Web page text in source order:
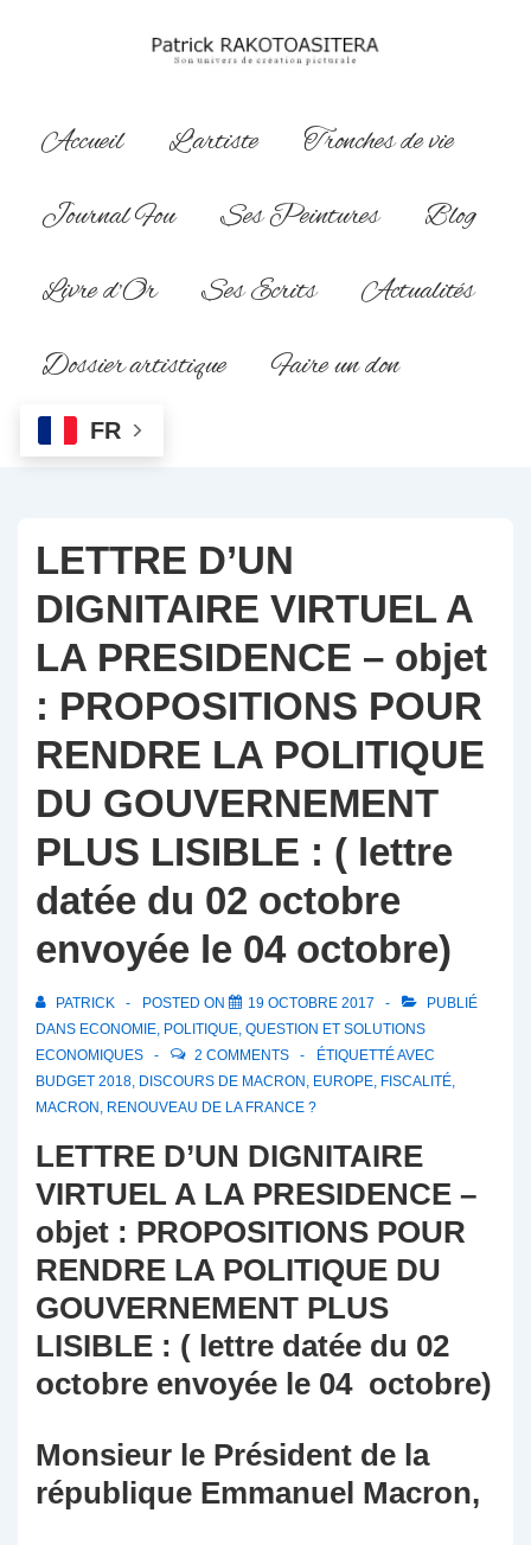
principal
Navigation
Accueil L’artiste
Tronches de vie
Journal Fou
Ses Peintures
Blog
Livre d’Or
Ses Ecrits
Actualités
Dossier artistique
Faire un don
FR
LETTRE D’UN
DIGNITAIRE VIRTUEL A
LA PRESIDENCE – objet
: PROPOSITIONS POUR
RENDRE LA POLITIQUE
DU GOUVERNEMENT
PLUS LISIBLE : ( lettre
datée du 02 octobre
envoyée le 04 octobre)
PATRICK POSTED ON 19 OCTOBRE 2017
PUBLIÉ
DANS ECONOMIE, POLITIQUE, QUESTION ET SOLUTIONS
ECONOMIQUES
2 COMMENTS
ÉTIQUETTÉ AVEC
BUDGET 2018, DISCOURS DE MACRON , EUROPE, FISCALITÉ,
MACRON , RENOUVEAU DE LA FRANCE ?
LETTRE D’UN DIGNITAIRE
VIRTUEL A LA PRESIDENCE –
objet : PROPOSITIONS POUR
RENDRE LA POLITIQUE DU
GOUVERNEMENT PLUS
LISIBLE : ( lettre datée du 02
octobre envoyée le 04 octobre)
Monsieur le Président de la
république Emmanuel Macron,